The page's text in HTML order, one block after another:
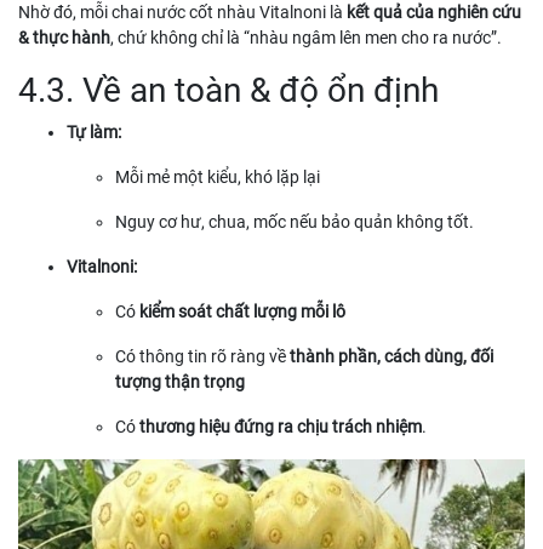
Nhờ đó, mỗi chai nước cốt nhàu Vitalnoni là kết quả của nghiên cứu
& thực hành, chứ không chỉ là “nhàu ngâm lên men cho ra nước”.
4.3. Về an toàn & độ ổn định
Tự làm:
Mỗi mẻ một kiểu, khó lặp lại
Nguy cơ hư, chua, mốc nếu bảo quản không tốt.
Vitalnoni:
Có kiểm soát chất lượng mỗi lô
Có thông tin rõ ràng vềthành phần, cách dùng, đối
tượng thận trọng
Cóthương hiệu đứng ra chịu trách nhiệm.